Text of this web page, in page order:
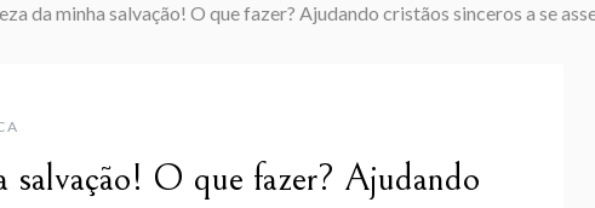
da minha salvação! O que fazer? Ajudando cristãos sinceros a se
salvação! O que fazer? Ajudando